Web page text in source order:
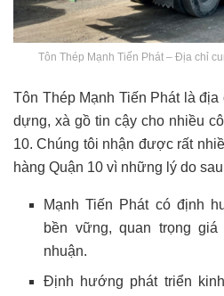
Tôn Thép Mạnh Tiến Phát – Địa chỉ
Tôn Thép Mạnh Tiến Phát là
dựng, xà gồ tin cậy cho nhiều
10. Chúng tôi nhận được rất
hàng Quận 10 vì những lý do
Mạnh Tiến Phát có định
bền vững, quan trọng
nhuận.
Định hướng phát triển